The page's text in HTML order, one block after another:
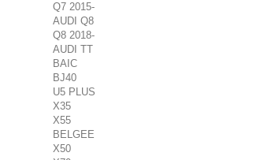
Q7 2015-
AUDI Q8
Q8 2018-
AUDI TT
BAIC
BJ40
U5 PLUS
X35
X55
BELGEE
X50